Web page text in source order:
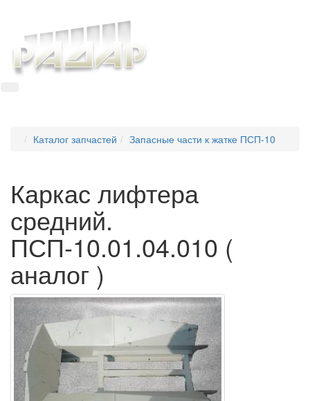
Каталог запчастей Запасные части к жатке ПСП-10
Каркас лифтера
средний.
ПСП-10.01.04.010 (
аналог )